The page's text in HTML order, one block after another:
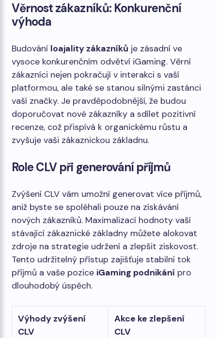
Věrnost zákazníků: Konkurenční
výhoda
Budování loajality zákazníků je zásadní ve
vysoce konkurenčním odvětví iGaming. Věrní
zákazníci nejen pokračují v interakci s vaší
platformou, ale také se stanou silnými zastánci
vaší značky. Je pravděpodobnější, že budou
doporučovat nové zákazníky a sdílet pozitivní
recenze, což přispívá k organickému růstu a
zvyšuje vaši zákaznickou základnu.
Role CLV při generování příjmů
Zvýšení CLV vám umožní generovat více příjmů,
aniž byste se spoléhali pouze na získávání
nových zákazníků. Maximalizací hodnoty vaší
stávající zákaznické základny můžete alokovat
zdroje na strategie udržení a zlepšit ziskovost.
Tento udržitelný přístup zajišťuje stabilní tok
příjmů a vaše pozice iGaming podnikání pro
dlouhodobý úspěch.
Výhody zvýšení
CLV
Akce ke zlepšení
CLV